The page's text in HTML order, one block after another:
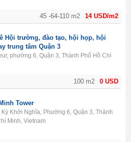
14 USD/m2
45 -64-110 m2
0 USD
100 m2
Hội trường, đào tạo, hội họp, hội
trung tâm Quận 3
phường 6, Quận 3, Thành Phố Hồ Chí
Tower
Kỳ Khởi Nghĩa, Phường 6, Quận 3, Thành
Minh, Vietnam